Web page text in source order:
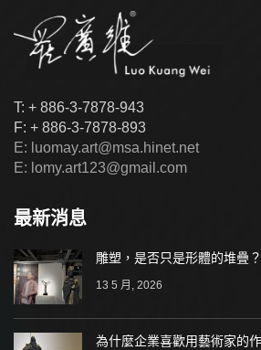
T: + 886-3-7878-943
F: + 886-3-7878-893
E: luomay.art@msa.hinet.net
E: lomy.art123@gmail.com
最新消息
雕塑，是否只是形體的堆疊？
13 5 月, 2026
為什麼企業喜歡用藝術家的